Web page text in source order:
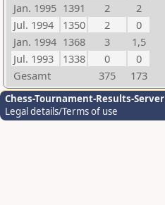
Jan. 1995 1391 2
2
Jul. 1994
1350 2
0
Jan. 1994 1368 3
1,5
Jul. 1993
1338 0
0
Gesamt
375 173
Chess-Tournament-Results-Server
Legal details/Terms of use